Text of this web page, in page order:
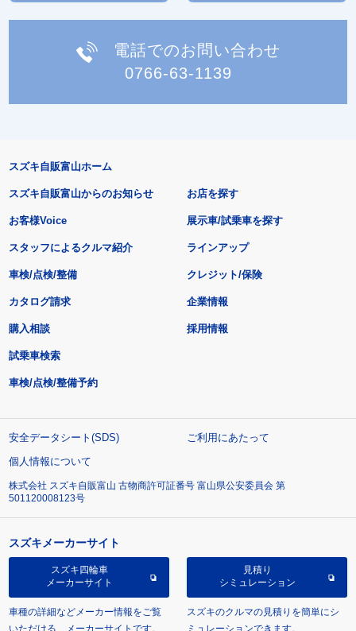
電話でのお問い合わせ
0766-63-1139
スズキ自販富山ホーム
スズキ自販富山からのお知らせ
お客様Voice
スタッフによるクルマ紹介
お店を探す
展示車/試乗車を探す
ラインアップ
車検/点検/整備 クレジット/保険
カタログ請求
購入相談
試乗車検索
車検/点検/整備予約
企業情報
採用情報
安全データシート(SDS)
ご利用にあたって
個人情報について
株式会社 スズキ自販富山 古物商許可証番号 富山県公安委員会 第
501120008123号
スズキメーカーサイト
スズキ四輪車
メーカーサイト
車種の詳細などメーカー情報をご覧
いただける、メーカーサイトです。
見積り
シミュレーション
スズキのクルマの見積りを簡単にシ
ミュレーションできます。